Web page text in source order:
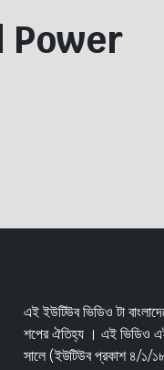
Power
এই ইউটিউব ভিডিও টা
শপের ঐতিহ্য । এই ভিডিও
সালে (ইউটিউব প্রকাশ ৪/